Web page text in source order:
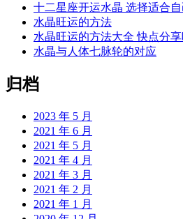
十二星座开运水晶 选择适合
水晶旺运的方法
水晶旺运的方法大全 快点分
水晶与人体七脉轮的对应
归档
2023 年 5 月
2021 年 6 月
2021 年 5 月
2021 年 4 月
2021 年 3 月
2021 年 2 月
2021 年 1 月